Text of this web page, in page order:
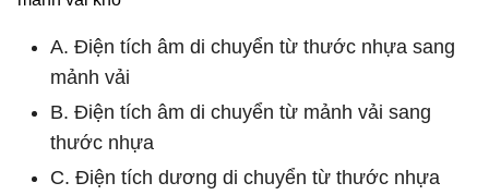
A. Điện tích âm di chuyển từ thước nhựa sang
mảnh vải
B. Điện tích âm di chuyển từ mảnh vải sang
thước nhựa
C. Điện tích dương di chuyển từ thước nhựa